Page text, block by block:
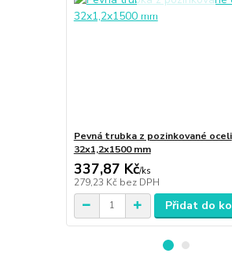
Pevná trubka z pozinkované oceli
32x1,2x1500 mm
337,87 Kč/ks
279,23 Kč bez DPH
Přidat do